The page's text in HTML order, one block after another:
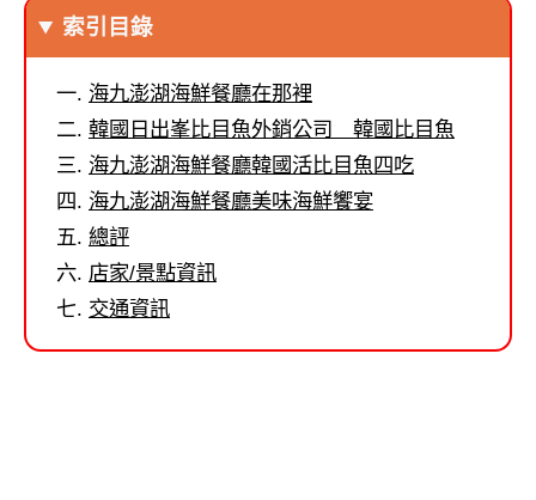
索引目錄
海九澎湖海鮮餐廳在那裡
韓國日出峯比目魚外銷公司 韓國比目魚
海九澎湖海鮮餐廳韓國活比目魚四吃
海九澎湖海鮮餐廳美味海鮮饗宴
總評
店家/景點資訊
交通資訊